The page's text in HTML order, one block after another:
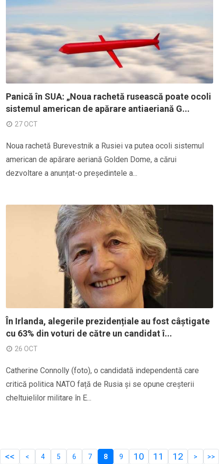
Panică în SUA: „Noua rachetă rusească poate ocoli
sistemul american de apărare antiaeriană G...
27 OCT
Noua rachetă Burevestnik a Rusiei va putea ocoli sistemul
american de apărare aeriană Golden Dome, a cărui
dezvoltare a anunțat-o președintele a...
În Irlanda, alegerile prezidențiale au fost câștigate
cu 63% din voturi de către un candidat î...
26 OCT
Catherine Connolly (foto), o candidată independentă care
critică politica NATO față de Rusia și se opune creșterii
cheltuielilor militare în E...
<< < 4 5 6 7 8 9 10 11 12 > >>